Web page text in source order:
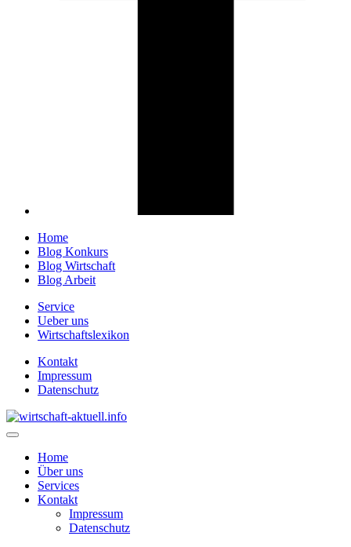
Home
Blog Konkurs
Blog Wirtschaft
Blog Arbeit
Service
Ueber uns
Wirtschaftslexikon
Kontakt
Impressum
Datenschutz
Home
Über uns
Services
Kontakt
Impressum
Datenschutz